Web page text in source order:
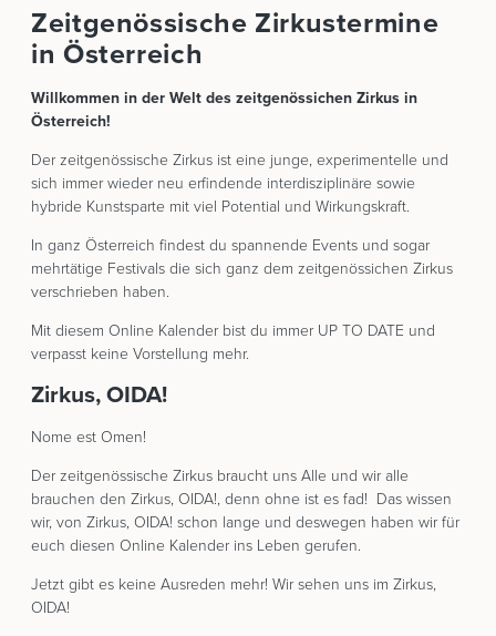
Zeitgenössische Zirkustermine
in Österreich
Willkommen in der Welt des zeitgenössichen Zirkus in
Österreich!
Der zeitgenössische Zirkus ist eine junge, experimentelle und
sich immer wieder neu erfindende interdisziplinäre sowie
hybride Kunstsparte mit viel Potential und Wirkungskraft.
In ganz Österreich findest du spannende Events und sogar
mehrtätige Festivals die sich ganz dem zeitgenössichen Zirkus
verschrieben haben.
Mit diesem Online Kalender bist du immer UP TO DATE und
verpasst keine Vorstellung mehr.
Zirkus, OIDA!
Nome est Omen!
Der zeitgenössische Zirkus braucht uns Alle und wir alle
brauchen den Zirkus, OIDA!, denn ohne ist es fad! Das wissen
wir, von Zirkus, OIDA! schon lange und deswegen haben wir für
euch diesen Online Kalender ins Leben gerufen.
Jetzt gibt es keine Ausreden mehr! Wir sehen uns im Zirkus,
OIDA!